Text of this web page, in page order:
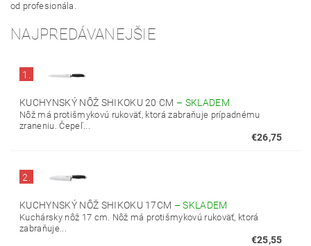
od profesionála.
NAJPREDÁVANEJŠIE
1.
KUCHYNSKÝ NÔŽ SHIKOKU 20 CM – SKLADEM
Nôž má protišmykovú rukoväť, ktorá zabraňuje prípadnému
zraneniu. Čepeľ...
€26,75
2.
KUCHYNSKÝ NÔŽ SHIKOKU 17CM –SKLADEM
Kuchársky nôž 17 cm. Nôž má protišmykovú rukoväť, ktorá
zabraňuje...
€25,55